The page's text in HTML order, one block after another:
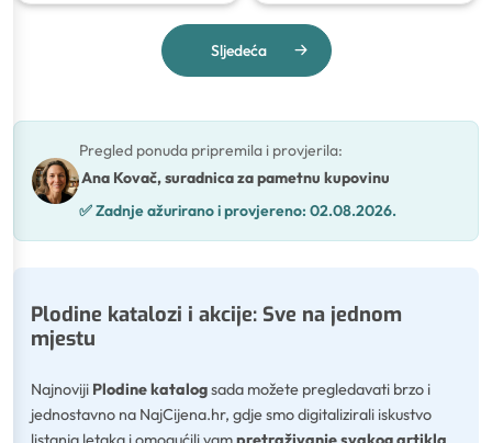
Sljedeća
Pregled ponuda pripremila i provjerila:
Ana Kovač, suradnica za pametnu kupovinu
✅Zadnje ažurirano i provjereno: 02.08.2026.
Plodine katalozi i akcije: Sve na jednom
mjestu
Najnoviji Plodine katalogsada možete pregledavati brzo i
jednostavno na NajCijena.hr, gdje smo digitalizirali iskustvo